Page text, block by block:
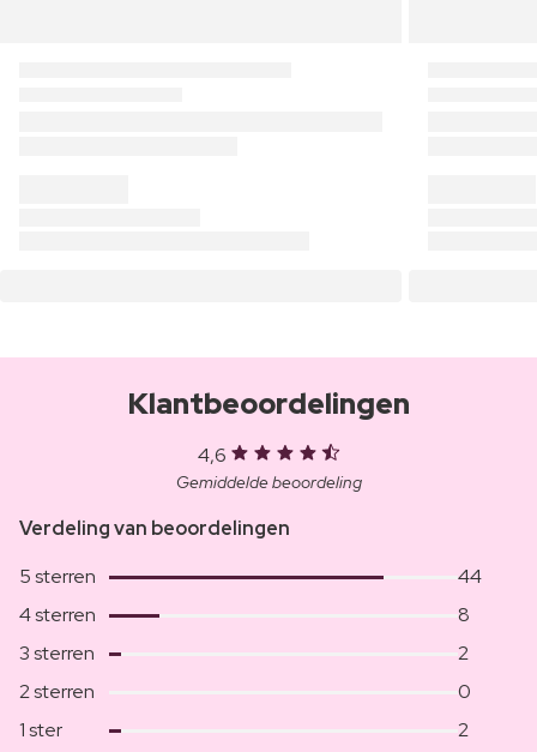
Klantbeoordelingen
4,6
Gemiddelde beoordeling
Verdeling van beoordelingen
5 sterren
44
4 sterren
8
3 sterren
2
2 sterren
0
1 ster
2